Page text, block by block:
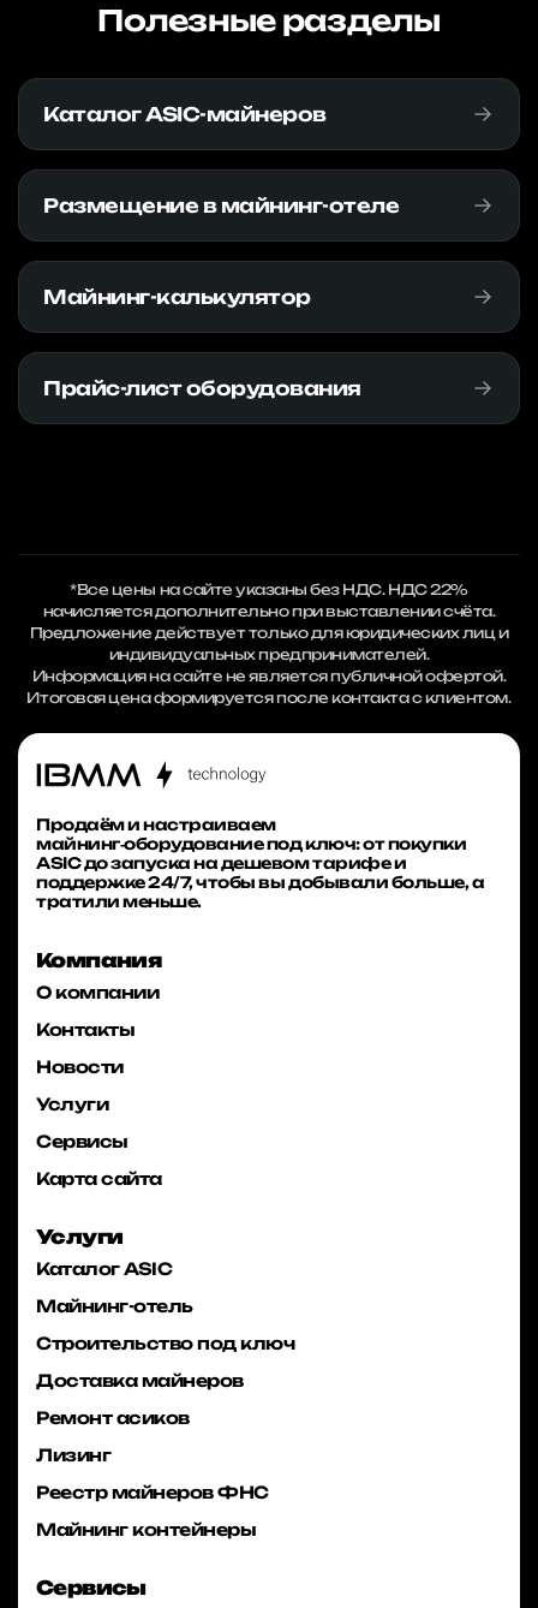
Полезные разделы
Каталог ASIC-майнеров
Размещение в майнинг-отеле
Майнинг-калькулятор
Прайс-лист оборудования
*Все цены на сайте указаны без НДС. НДС 22%
начисляется дополнительно при выставлении счёта.
Предложение действует только для юридических лиц и
индивидуальных предпринимателей.
Информация на сайте не является публичной офертой.
Итоговая цена формируется после контакта с клиентом.
Продаём и настраиваем
майнинг‑оборудование под ключ: от покупки
ASIC до запуска на дешевом тарифе и
поддержке 24/7, чтобы вы добывали больше, а
тратили меньше.
Компания
О компании
Контакты
Новости
Услуги
Сервисы
Карта сайта
Услуги
Каталог ASIC
Майнинг-отель
Строительство под ключ
Доставка майнеров
Ремонт асиков
Лизинг
Реестр майнеров ФНС
Майнинг контейнеры
Сервисы